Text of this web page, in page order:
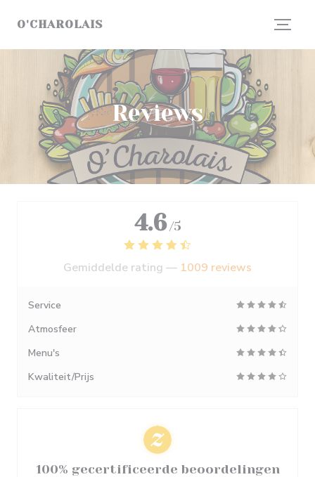
O'CHAROLAIS
Reviews
4.6 /5
Gemiddelde rating — 1009 reviews
Service
Atmosfeer
Menu's
Kwaliteit/Prijs
100% gecertificeerde beoordelingen